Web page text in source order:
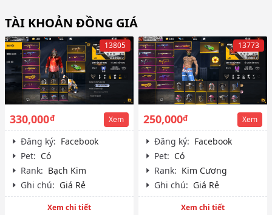
TÀI KHOẢN ĐỒNG GIÁ
13805
330,000đ Xem
Đăng ký: Facebook
Pet: Có
Rank: Bạch Kim
Ghi chú: Giá Rẻ
Xem chi tiết
13773
250,000đ Xem
Đăng ký: Facebook
Pet: Có
Rank: Kim Cương
Ghi chú: Giá Rẻ
Xem chi tiết